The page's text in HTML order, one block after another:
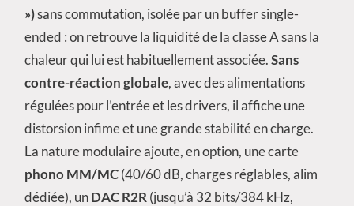
»)sans commutation, isolée par un buffer single-
ended : on retrouve la liquidité de la classe A sans la
chaleur qui lui est habituellement associée.Sans
contre-réaction globale, avec des alimentations
régulées pour l’entrée et les drivers, il affiche une
distorsion infime et une grande stabilité en charge.
La nature modulaire ajoute, en option, une carte
phono MM/MC(40/60 dB, charges réglables, alim
dédiée), unDAC R2R (jusqu’à 32 bits/384 kHz,